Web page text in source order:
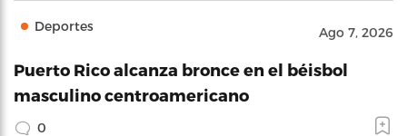
Deportes Ago 7, 2026
Puerto Rico alcanza bronce en el béisbol
masculino centroamericano
0